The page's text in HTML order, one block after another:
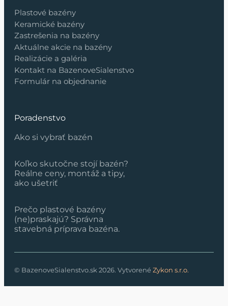
Plastové bazény
Keramické bazény
Zastrešenia na bazény
Aktuálne akcie na bazény
Realizácie a galéria
Kontakt na BazenoveSialenstvo
Formulár na objednanie
Poradenstvo
Ako si vybrať bazén
Koľko skutočne stojí bazén?
Reálne ceny, montáž a tipy,
ako ušetriť
Prečo plastové bazény
(ne)praskajú? Správna
stavebná príprava bazéna.
© BazenoveSialenstvo.sk 2026. VytvorenéZykon s.r.o.